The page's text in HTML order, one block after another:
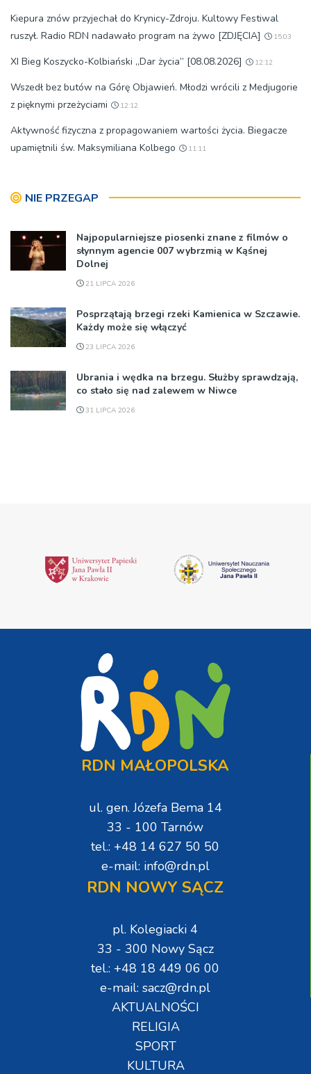
Kiepura znów przyjechał do Krynicy-Zdroju. Kultowy Festiwal
ruszył. Radio RDN nadawało program na żywo [ZDJĘCIA]
15:03
XI Bieg Koszycko-Kolbiański „Dar życia” [08.08.2026] 12:12
Wszedł bez butów na Górę Objawień. Młodzi wrócili z Medjugorie
z pięknymi przeżyciami
12:12
Aktywność fizyczna z propagowaniem wartości życia. Biegacze
upamiętnili św. Maksymiliana Kolbego
11:11
NIE PRZEGAP
Najpopularniejsze piosenki znane z filmów o
słynnym agencie 007 wybrzmią w Kąśnej
Dolnej
21 LIPCA 2026
Posprzątają brzegi rzeki Kamienica w Szczawie.
Każdy może się włączyć
23 LIPCA 2026
Ubrania i wędka na brzegu. Służby sprawdzają,
co stało się nad zalewem w Niwce
31 LIPCA 2026
RDN MAŁOPOLSKA
ul. gen. Józefa Bema 14
33 - 100 Tarnów
tel.: +48 14 627 50 50
e-mail: info@rdn.pl
RDN NOWY SĄCZ
pl. Kolegiacki 4
33 - 300 Nowy Sącz
tel.: +48 18 449 06 00
e-mail: sacz@rdn.pl
AKTUALNOŚCI
RELIGIA
SPORT
KULTURA